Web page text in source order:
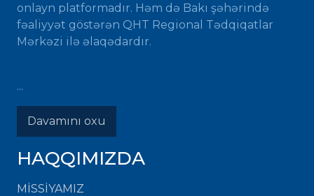
onlayn platformadır. Həm də Bakı şəhərində
fəaliyyət göstərən QHT Regional Tədqiqatlar
Mərkəzi ilə əlaqədardır.
...
Davamını oxu
HAQQIMIZDA
MISSIYAMIZ